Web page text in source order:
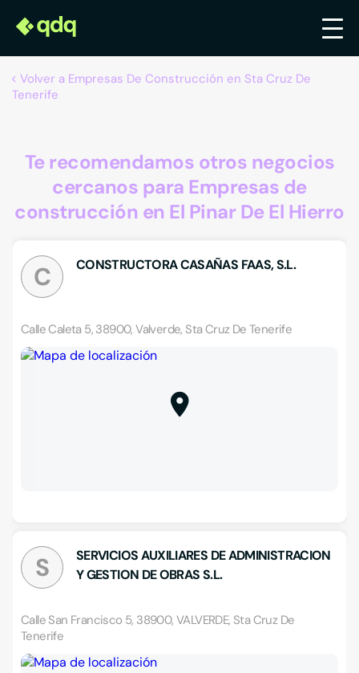
Volver a Empresas De Construcción en Sta Cruz De
Tenerife
Te recomendamos otros negocios
cercanos para Empresas de
construcción en El Pinar De El Hierro
C CONSTRUCTORA CASAÑAS FAAS, S.L.
Calle Caleta 5, 38900, Valverde, Sta Cruz De Tenerife
S
SERVICIOS AUXILIARES DE ADMINISTRACION
Y GESTION DE OBRAS S.L.
Calle San Francisco 5, 38900, VALVERDE, Sta Cruz De
Tenerife